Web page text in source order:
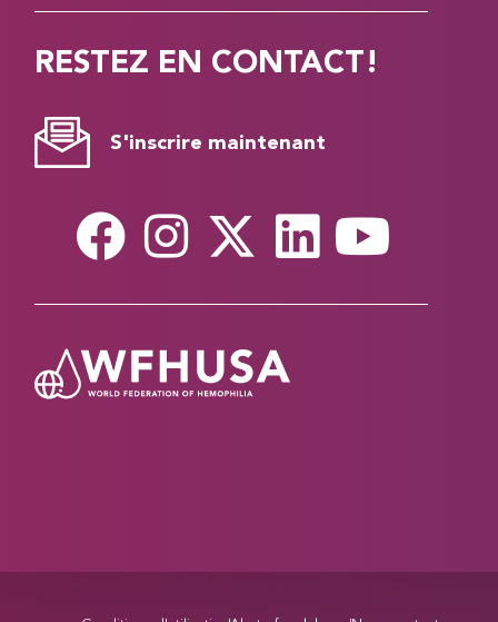
RESTEZ EN CONTACT!
S'inscrire maintenant